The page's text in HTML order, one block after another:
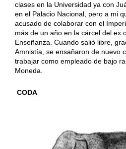
clases en la Universidad ya con
en el Palacio Nacional, pero a mi
acusado de colaborar con el
más de un año en la cárcel del ex
Enseñanza. Cuando salió libre,
Amnistía, se ensañaron de nuevo
trabajar como empleado de bajo
Moneda.
CODA